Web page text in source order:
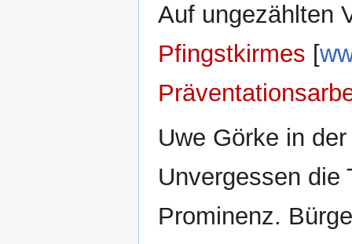
Auf ungezählten
Pfingstkirmes [
Uwe Görke in
Unvergessen die
Prominenz.